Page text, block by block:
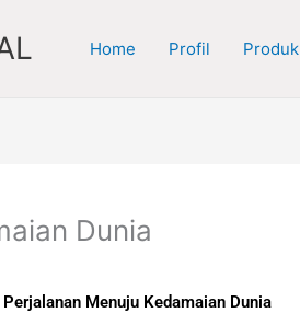
Home Profil Produk
Dunia
Menuju Kedamaian Dunia